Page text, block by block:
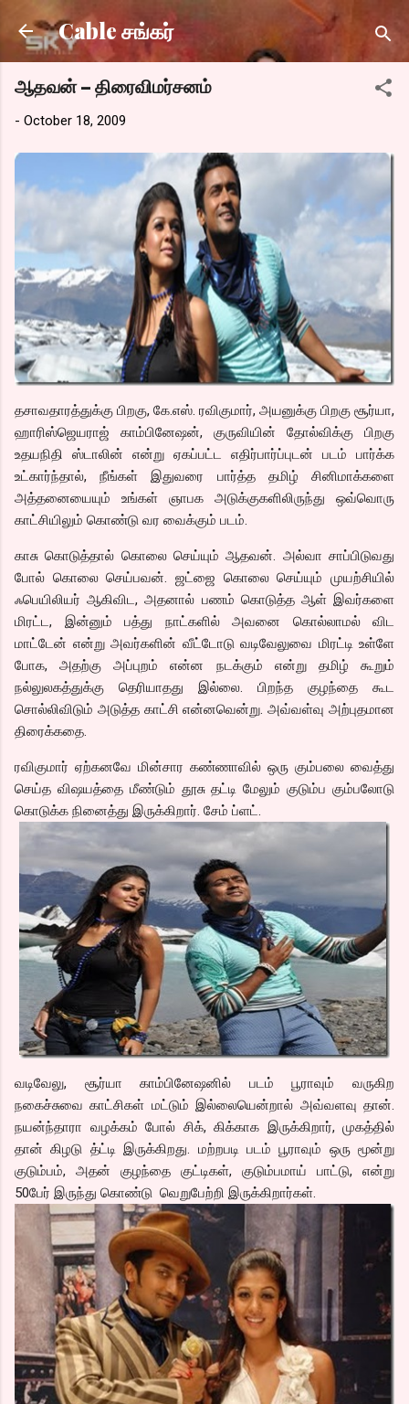
Skip to main content
Cable சங்கர்
ஆதவன் – திரைவிமர்சனம்
- October 18, 2009
தசாவதாரத்துக்கு பிறகு, கே.எஸ். ரவிகுமார், அயனுக்கு பிறகு சூர்யா,
ஹாரிஸ்ஜெயராஜ் காம்பினேஷன், குருவியின் தோல்விக்கு பிறகு
உதயநிதி ஸ்டாலின் என்று ஏகப்பட்ட எதிர்பார்ப்புடன் படம் பார்க்க
உட்கார்ந்தால், நீங்கள் இதுவரை பார்த்த தமிழ் சினிமாக்களை
அத்தனையையும் உங்கள் ஞாபக அடுக்குகளிலிருந்து ஒவ்வொரு
காட்சியிலும் கொண்டு வர வைக்கும் படம்.
காசு கொடுத்தால் கொலை செய்யும் ஆதவன். அல்வா சாப்பிடுவது
போல் கொலை செய்பவன். ஜட்ஜை கொலை செய்யும் முயற்சியில்
ஃபெயிலியர் ஆகிவிட, அதனால் பணம் கொடுத்த ஆள் இவர்களை
மிரட்ட, இன்னும் பத்து நாட்களில் அவனை கொல்லாமல் விட
மாட்டேன் என்று அவர்களின் வீட்டோடு வடிவேலுவை மிரட்டி உள்ளே
போக, அதற்கு அப்புறம் என்ன நடக்கும் என்று தமிழ் கூறும்
நல்லுலகத்துக்கு தெரியாதது இல்லை. பிறந்த குழந்தை கூட
சொல்லிவிடும் அடுத்த காட்சி என்னவென்று. அவ்வள்வு அற்புதமான
திரைக்கதை.
ரவிகுமார் ஏற்கனவே மின்சார கண்ணாவில் ஒரு கும்பலை வைத்து
செய்த விஷயத்தை மீண்டும் தூசு தட்டி மேலும் குடும்ப கும்பலோடு
கொடுக்க நினைத்து இருக்கிறார். சேம் ப்ளட்.
வடிவேலு, சூர்யா காம்பினேஷனில் படம் பூராவும் வருகிற
நகைச்சுவை காட்சிகள் மட்டும் இல்லையென்றால் அவ்வளவு தான்.
நயன்ந்தாரா வழக்கம் போல் சிக், கிக்காக இருக்கிறார், முகத்தில்
தான் கிழடு த்ட்டி இருக்கிறது. மற்றபடி படம் பூராவும் ஒரு மூன்று
குடும்பம், அதன் குழந்தை குட்டிகள், குடும்பமாய் பாட்டு, என்று
50பேர் இருந்து கொண்டு வெறுபேற்றி இருக்கிறார்கள்.